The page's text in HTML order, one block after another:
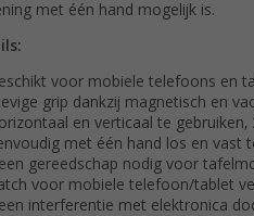
met één hand mogelijk is.
voor mobiele telefoons en
grip dankzij magnetisch en
en verticaal te gebruiken,
met één hand los en vast
gereedschap nodig voor
voor mobiele telefoon/tablet
interferentie met elektronica